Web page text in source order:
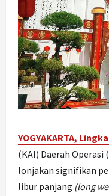
YOGYAKARTA,
(KAI) Daerah Operasi
lonjakan signifikan
libur panjang (long